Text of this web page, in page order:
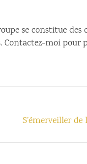
se constitue
Contactez-moi pour
S’émerveiller